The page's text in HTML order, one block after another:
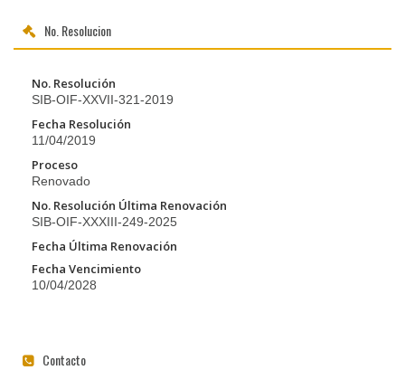
No. Resolucion
No. Resolución
SIB-OIF-XXVII-321-2019
Fecha Resolución
11/04/2019
Proceso
Renovado
No. Resolución Última Renovación
SIB-OIF-XXXIII-249-2025
Fecha Última Renovación
Fecha Vencimiento
10/04/2028
Contacto